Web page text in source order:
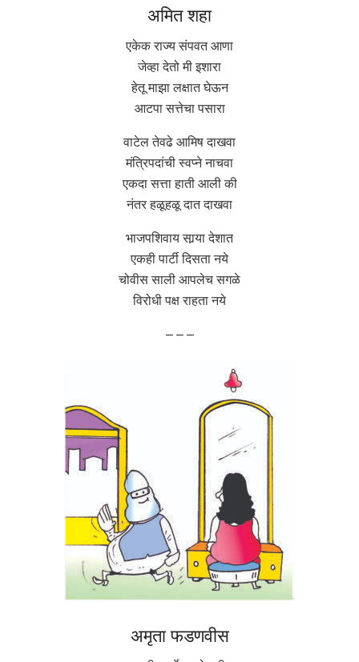
अमित शहा
एकेक राज्य संपवत आणा
जेव्हा देतो मी इशारा
हेतू माझा लक्षात घेऊन
आटपा सत्तेचा पसारा
वाटेल तेवढे आमिष दाखवा
मंत्रिपदांची स्वप्ने नाचवा
एकदा सत्ता हाती आली की
नंतर हळूहळू दात दाखवा
भाजपशिवाय सार्‍या देशात
एकही पार्टी दिसता नये
चोवीस साली आपलेच सगळे
विरोधी पक्ष राहता नये
– – –
अमृता फडणवीस